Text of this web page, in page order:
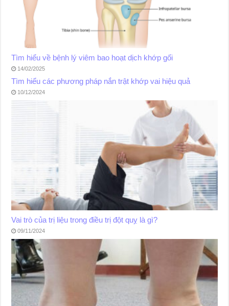
Tìm hiểu về bệnh lý viêm bao hoạt dịch khớp gối
14/02/2025
Tìm hiểu các phương pháp nắn trật khớp vai hiệu quả
10/12/2024
Vai trò của trị liệu trong điều trị đột quỵ là gì?
09/11/2024